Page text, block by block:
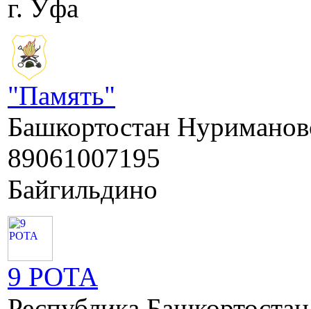
г. Уфа
"Память"
Башкортостан
89061007195
Байгильдино
9 РОТА